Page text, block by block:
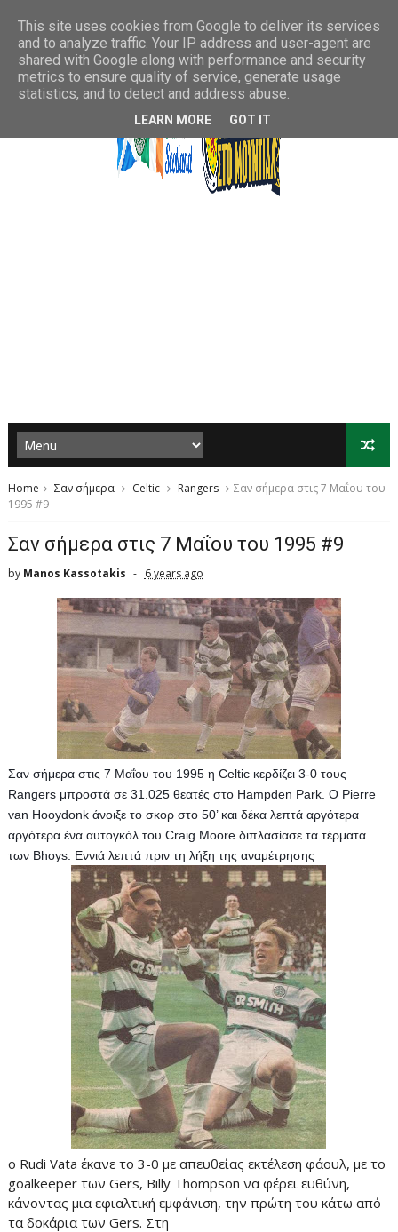
Home Σαν σήμερα Celtic Rangers
Σαν σήμερα στις 7 Μαΐου του
1995 #9
Σαν σήμερα στις 7 Μαΐου του 1995 #9
by Manos Kassotakis 6 years ago
Σαν σήμερα στις 7 Μαΐου του 1995 η Celtic κερδίζει 3-0 τους
Rangers μπροστά σε 31.025 θεατές στο Hampden Park. Ο Pierre
van Hooydonk άνοιξε το σκορ στο 50’ και δέκα λεπτά αργότερα
αργότερα ένα αυτογκόλ του Craig Moore διπλασίασε τα τέρματα
των Bhoys. Eννιά λεπτά πριν τη λήξη της αναμέτρησης
ο Rudi Vata έκανε το 3-0 με απευθείας εκτέλεση φάουλ, με το
goalkeeper των Gers, Billy Thompson να φέρει ευθύνη,
κάνοντας μια εφιαλτική εμφάνιση, την πρώτη του κάτω από
τα δοκάρια των Gers. Στη
This site uses cookies from Google to deliver its services
and to analyze traffic. Your IP address and user-agent are
shared with Google along with performance and security
metrics to ensure quality of service, generate usage
statistics, and to detect and address abuse.
LEARN MORE GOT IT